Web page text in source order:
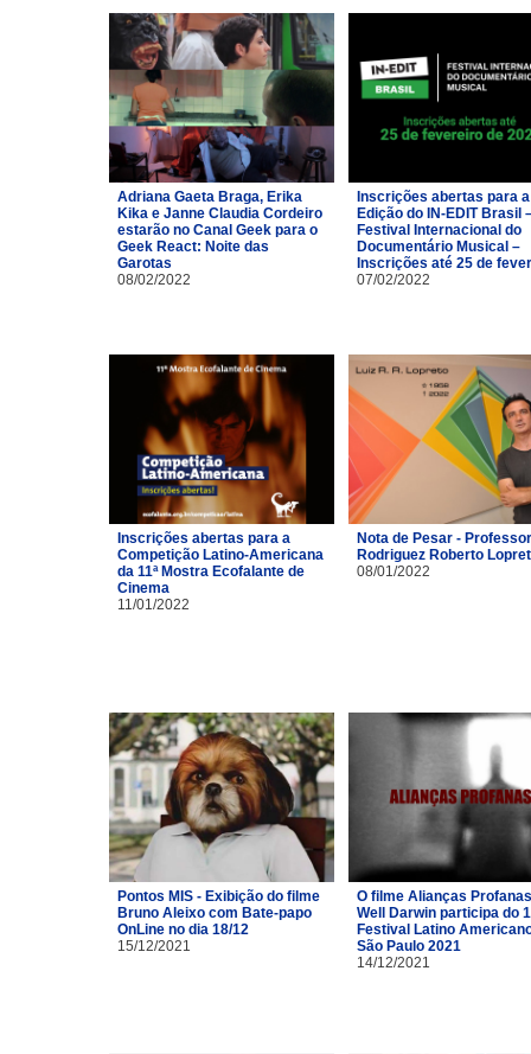
Adriana Gaeta Braga, Erika
Kika e Janne Claudia Cordeiro
estarão no Canal Geek para o
Geek React: Noite das
Garotas
08/02/2022
Inscrições abertas para a
Edição do IN-EDIT Brasil
Festival Internacional do
Documentário Musical –
Inscrições até 25 de
07/02/2022
Inscrições abertas para a
Competição Latino-Americana
da 11ª Mostra Ecofalante de
Cinema
11/01/2022
Nota de Pesar -
Rodriguez Roberto
08/01/2022
Pontos MIS - Exibição do filme
Bruno Aleixo com Bate-papo
OnLine no dia 18/12
15/12/2021
O filme Alianças
Well Darwin participa do
Festival Latino
São Paulo 2021
14/12/2021